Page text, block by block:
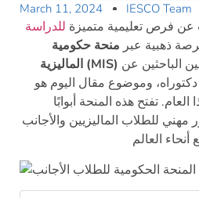
March 11, 2024 IESCO Team
فرص تعليمية متميزة للدراسة
ذهبية عبر منحة حكومية
الماليزية (MIS)
وموضوع مقال اليوم هو
تفتح هذه المنحة أبوابًا
مهني للطلاب الماليزيين والأجانب